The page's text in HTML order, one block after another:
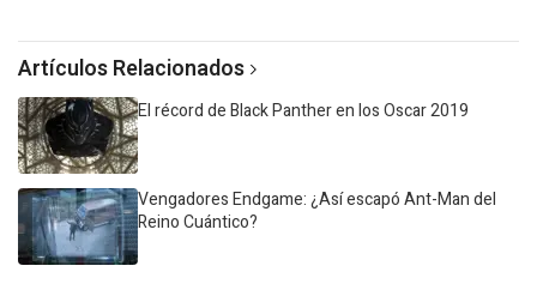
Artículos Relacionados
El récord de Black Panther en los Oscar 2019
Vengadores Endgame: ¿Así escapó Ant-Man del
Reino Cuántico?